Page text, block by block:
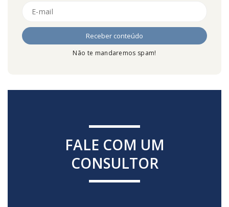
Não te mandaremos spam!
FALE COM UM
CONSULTOR